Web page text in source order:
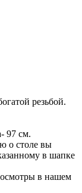
резьбой.
97 см.
о столе вы
в шапке
в нашем